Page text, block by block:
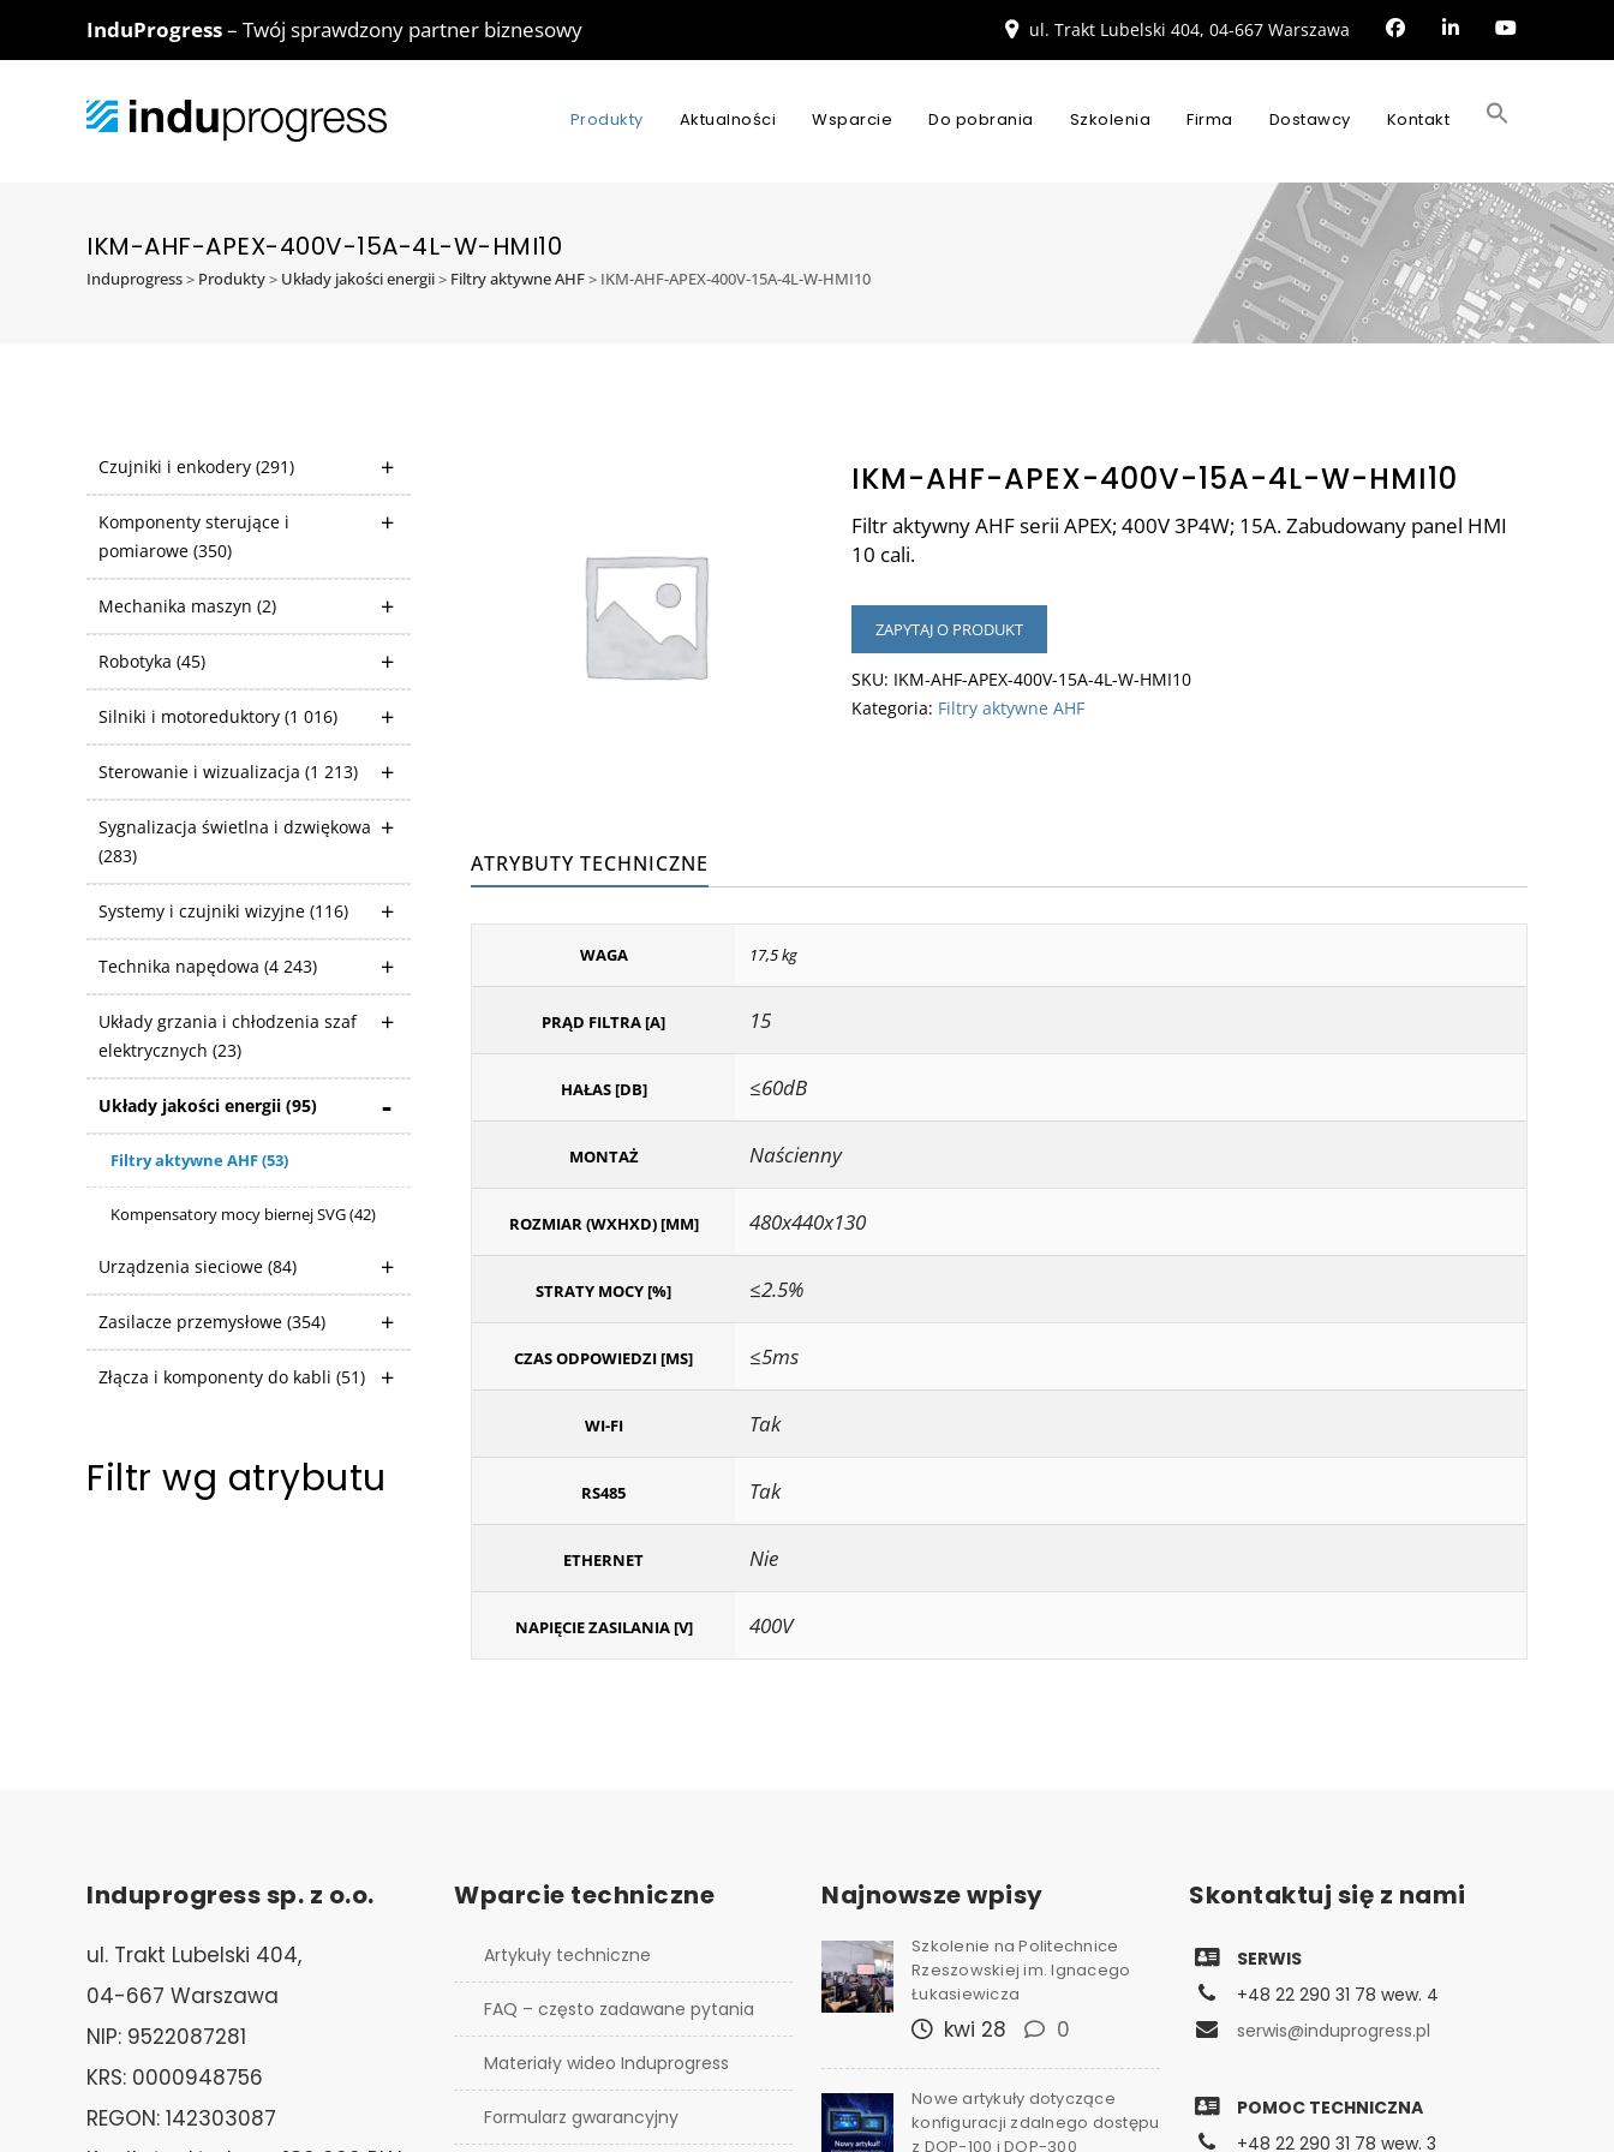
InduProgress– Twój sprawdzony partner biznesowy ul. Trakt Lubelski 404, 04-667 Warszawa
Produkty Aktualności Wsparcie Do pobrania Szkolenia Firma Dostawcy Kontakt
IKM-AHF-APEX-400V-15A-4L-W-HMI10
Induprogress> Produkty> Układy jakości energii> Filtry aktywne AHF> IKM-AHF-APEX-400V-15A-4L-W-HMI10
Czujniki i enkodery (291)
Komponenty sterujące i
pomiarowe (350)
Mechanika maszyn (2)
Robotyka (45)
Silniki i motoreduktory (1 016)
Sterowanie i wizualizacja (1 213)
Sygnalizacja świetlna i dzwiękowa
(283)
Systemy i czujniki wizyjne (116)
Technika napędowa (4 243)
Układy grzania i chłodzenia szaf
elektrycznych (23)
Układy jakości energii (95)
Filtry aktywne AHF(53)
Kompensatory mocy biernej SVG(42)
Urządzenia sieciowe (84)
Zasilacze przemysłowe (354)
Złącza i komponenty do kabli (51)
Filtr wg atrybutu
IKM-AHF-APEX-400V-15A-4L-W-HMI10
Filtr aktywny AHF serii APEX; 400V 3P4W; 15A. Zabudowany panel HMI
10 cali.
ZAPYTAJ O PRODUKT
SKU: IKM-AHF-APEX-400V-15A-4L-W-HMI10
Kategoria: Filtry aktywne AHF
ATRYBUTY TECHNICZNE
WAGA 17,5 kg
PRĄD FILTRA [A] 15
HAŁAS [DB] ≤60dB
MONTAŻ Naścienny
ROZMIAR (WXHXD) [MM] 480x440x130
STRATY MOCY [%] ≤2.5%
CZAS ODPOWIEDZI [MS] ≤5ms
WI-FI Tak
RS485 Tak
ETHERNET Nie
NAPIĘCIE ZASILANIA [V] 400V
Induprogress sp. z o.o.
ul. Trakt Lubelski 404,
04-667 Warszawa
NIP: 9522087281
KRS: 0000948756
REGON: 142303087
Wparcie techniczne
Artykuły techniczne
FAQ – często zadawane pytania
Materiały wideo Induprogress
Formularz gwarancyjny
Najnowsze wpisy
Szkolenie na Politechnice
Rzeszowskiej im. Ignacego
Łukasiewicza
kwi 28 0
Nowe artykuły dotyczące
konfiguracji zdalnego dostępu
z DOP-100 i DOP-300
Skontaktuj się z nami
SERWIS
+48 22 290 31 78 wew. 4
serwis@induprogress.pl
POMOC TECHNICZNA
+48 22 290 31 78 wew. 3